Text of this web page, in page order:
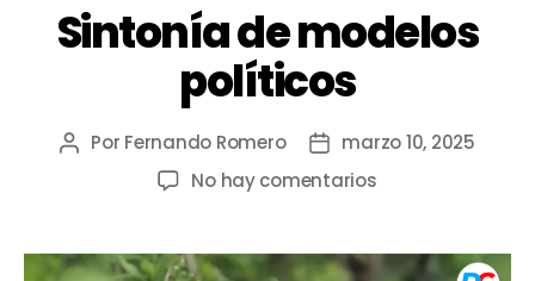
Sintonía de modelos
políticos
Por Fernando Romero
marzo 10, 2025
No hay comentarios